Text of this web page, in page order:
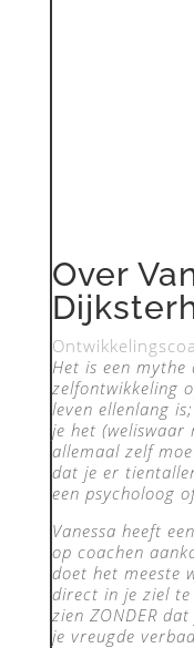
Over
Het is een
zelfontwikkeling
leven ellenlang
je het (weliswaar
allemaal zelf
dat je er
een psycholoog of
Vanessa heeft een
op coachen
doet het meeste
direct in je ziel te
zien ZONDER
je vreugde